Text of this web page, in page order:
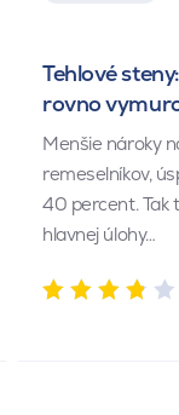
Tehlové
rovno
Menšie nároky
remeselníkov,
40 percent. Tak
hlavnej úlohy…